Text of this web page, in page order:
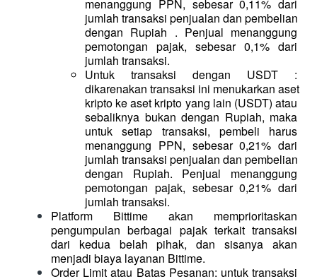
menanggung PPN, sebesar 0,11% dari
jumlah transaksi penjualan dan pembelian
dengan Rupiah . Penjual menanggung
pemotongan pajak, sebesar 0,1% dari
jumlah transaksi.
Untuk transaksi dengan USDT :
dikarenakan transaksi ini menukarkan aset
kripto ke aset kripto yang lain (USDT) atau
sebaliknya bukan dengan Rupiah, maka
untuk setiap transaksi, pembeli harus
menanggung PPN, sebesar 0,21% dari
jumlah transaksi penjualan dan pembelian
dengan Rupiah. Penjual menanggung
pemotongan pajak, sebesar 0,21% dari
jumlah transaksi.
Platform Bittime akan memprioritaskan
pengumpulan berbagai pajak terkait transaksi
dari kedua belah pihak, dan sisanya akan
menjadi biaya layanan Bittime.
Order Limit atau Batas Pesanan: untuk transaksi